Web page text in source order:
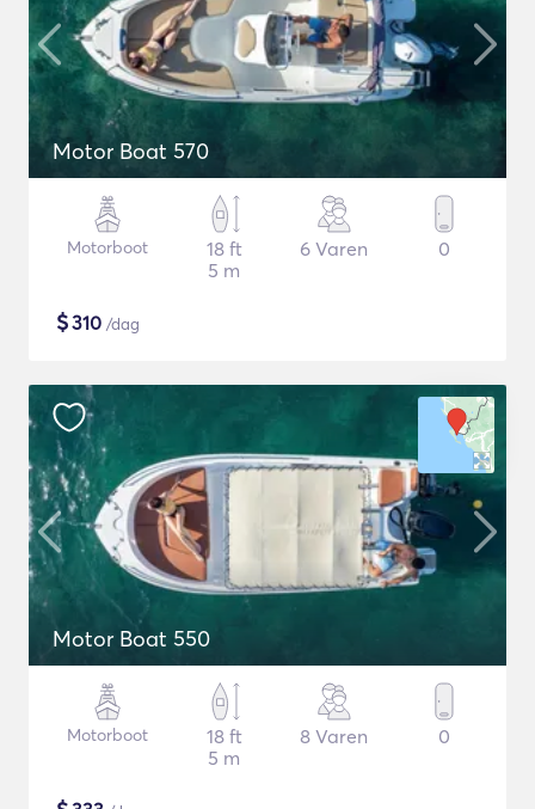
Motor Boat 570
Motorboot
18 ft
5 m
6 Varen 0
$310 /dag
Motor Boat 550
Motorboot
18 ft
5 m
8 Varen 0